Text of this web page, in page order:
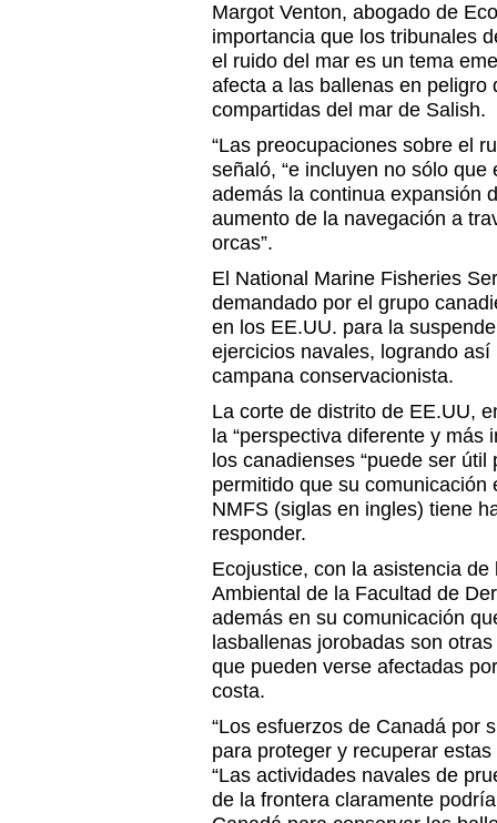
Margot Venton, abogado de
importancia que los tribunales
el ruido del mar es un tema
afecta a las ballenas en peligro
compartidas del mar de Salish.
“Las preocupaciones sobre el
señaló, “e incluyen no sólo
además la continua expansión
aumento de la navegación a
orcas”.
El National Marine Fisheries
demandado por el grupo
en los EE.UU. para la
ejercicios navales, logrando
campana conservacionista.
La corte de distrito de EE.UU,
la “perspectiva diferente y más
los canadienses “puede ser útil
permitido que su comunicación
NMFS (siglas en ingles) tiene
responder.
Ecojustice, con la asistencia
Ambiental de la Facultad de
además en su comunicación
lasballenas jorobadas son
que pueden verse afectadas
costa.
“Los esfuerzos de Canadá por
para proteger y recuperar
“Las actividades navales de
de la frontera claramente